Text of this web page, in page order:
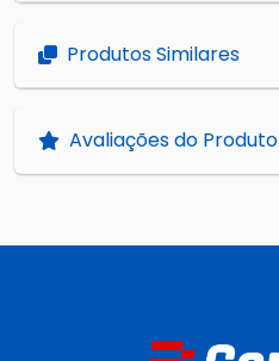
Produtos Similares
Avaliações do Produto